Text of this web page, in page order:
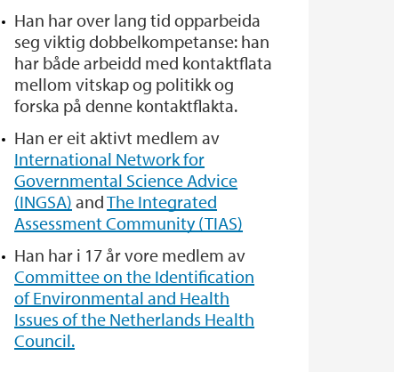
Han har over lang tid opparbeida
seg viktig dobbelkompetanse: han
har både arbeidd med kontaktflata
mellom vitskap og politikk og
forska på denne kontaktflakta.
Han er eit aktivt medlem av
International Network for
Governmental Science Advice
(INGSA) andThe Integrated
Assessment Community (TIAS)
Han har i 17 år vore medlem av
Committee on the Identification
of Environmental and Health
Issues of the Netherlands Health
Council.